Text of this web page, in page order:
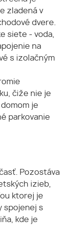
zladená v
dvere.
siete - voda,
na
s izolačným
čiže nie je
je
parkovanie
Pozostáva
izieb,
ktorej je
spojenej s
kde je